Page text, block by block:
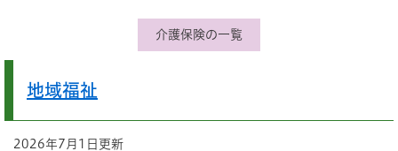
介護保険の一覧
地域福祉
2026年7月1日更新